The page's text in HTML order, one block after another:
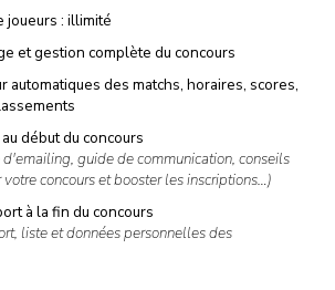
joueurs : illimité
et gestion complète du concours
automatiques des matchs, horaires, scores,
début du concours
guide de communication, conseils
votre concours et booster les inscriptions…)
à la fin du concours
liste et données personnelles des